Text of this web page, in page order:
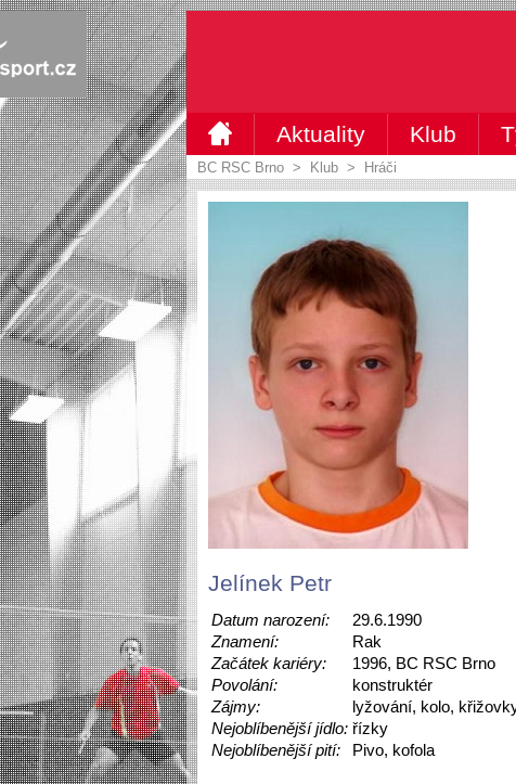
Aktuality Klub
BC RSC Brno > Klub > Hráči
Jelínek Petr
Datum narození:
29.6.1990
Znamení:
Rak
Začátek kariéry:
1996, BC RSC Brno
Povolání:
konstruktér
Zájmy:
lyžování, kolo,
Nejoblíbenější jídlo: řízky
Nejoblíbenější pití:
Pivo, kofola